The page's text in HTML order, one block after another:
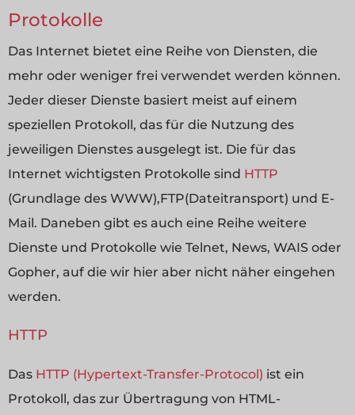
Protokolle
Das Internet bietet eine Reihe von Diensten, die
mehr oder weniger frei verwendet werden können.
Jeder dieser Dienste basiert meist auf einem
speziellen Protokoll, das für die Nutzung des
jeweiligen Dienstes ausgelegt ist. Die für das
Internet wichtigsten Protokolle sind HTTP
(Grundlage des WWW),FTP(Dateitransport) und E-
Mail. Daneben gibt es auch eine Reihe weitere
Dienste und Protokolle wie Telnet, News, WAIS oder
Gopher, auf die wir hier aber nicht näher eingehen
werden.
HTTP
Das HTTP (Hypertext-Transfer-Protocol) ist ein
Protokoll, das zur Übertragung von HTML-